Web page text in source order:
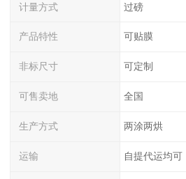
计量方式 过磅
产品特性 可贴膜
非标尺寸 可定制
可售卖地 全国
生产方式 两涂两烘
运输 自提代运均可